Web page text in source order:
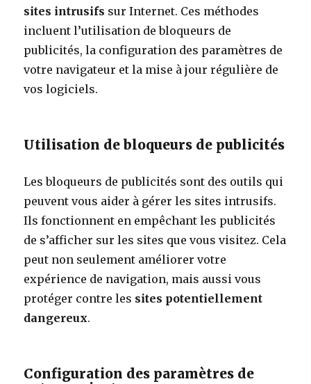
sites intrusifs sur Internet. Ces méthodes
incluent l’utilisation de bloqueurs de
publicités, la configuration des paramètres de
votre navigateur et la mise à jour régulière de
vos logiciels.
Utilisation de bloqueurs de publicités
Les bloqueurs de publicités sont des outils qui
peuvent vous aider à gérer les sites intrusifs.
Ils fonctionnent en empêchant les publicités
de s’afficher sur les sites que vous visitez. Cela
peut non seulement améliorer votre
expérience de navigation, mais aussi vous
protéger contre les sites potentiellement
dangereux.
Configuration des paramètres de